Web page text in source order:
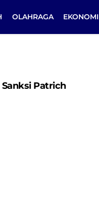
OLAHRAGA EKONOMI
Patrich